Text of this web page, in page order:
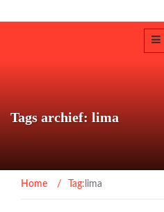
Tags archief: lima
Home / Tag: lima